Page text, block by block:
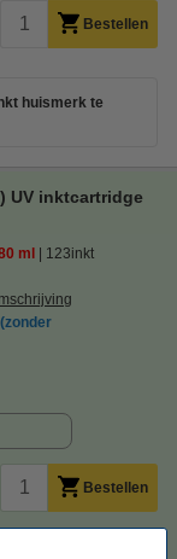
Bestellen
huismerk te
UV inktcartridge
ml 123inkt
Bestellen